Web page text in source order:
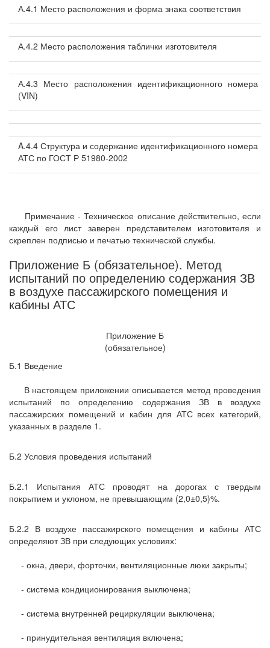
А.4.1 Место расположения и форма знака соответствия
А.4.2 Место расположения таблички изготовителя
А.4.3 Место расположения идентификационного номера
(VIN)
A.4.4 Структура и содержание идентификационного номера
АТС по ГОСТ Р 51980-2002
Примечание - Техническое описание действительно, если
каждый его лист заверен представителем изготовителя и
скреплен подписью и печатью технической службы.
Приложение Б (обязательное). Метод
испытаний по определению содержания ЗВ
в воздухе пассажирского помещения и
кабины АТС
Приложение Б
(обязательное)
Б.1 Введение
В настоящем приложении описывается метод проведения
испытаний по определению содержания ЗВ в воздухе
пассажирских помещений и кабин для АТС всех категорий,
указанных в разделе 1.
Б.2 Условия проведения испытаний
Б.2.1 Испытания АТС проводят на дорогах с твердым
покрытием и уклоном, не превышающим (2,0±0,5)%.
Б.2.2 В воздухе пассажирского помещения и кабины АТС
определяют ЗВ при следующих условиях:
- окна, двери, форточки, вентиляционные люки закрыты;
- система кондиционирования выключена;
- система внутренней рециркуляции выключена;
- принудительная вентиляция включена;